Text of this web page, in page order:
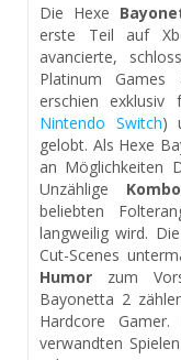
Die Hexe
erste Teil auf
avancierte,
Platinum
erschien
Nintendo Switch)
gelobt. Als Hexe
an Möglichkeiten
Unzählige
beliebten
langweilig wird.
Cut-Scenes
Humor zum
Bayonetta 2
Hardcore
verwandten